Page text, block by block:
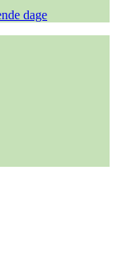
dage